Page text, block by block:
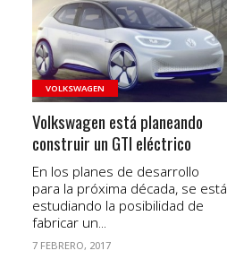
VER NOTA
VOLKSWAGEN
Volkswagen está planeando
construir un GTI eléctrico
En los planes de desarrollo
para la próxima década, se está
estudiando la posibilidad de
fabricar un...
7 FEBRERO, 2017